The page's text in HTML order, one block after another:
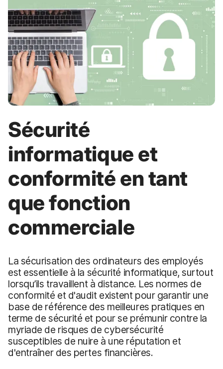
a
l
m
e
Sécurité
informatique et
conformité en tant
que fonction
commerciale
La sécurisation des ordinateurs des employés
est essentielle à la sécurité informatique, surtout
lorsqu’ils travaillent à distance. Les normes de
conformité et d'audit existent pour garantir une
base de référence des meilleures pratiques en
terme de sécurité et pour se prémunir contre la
myriade de risques de cybersécurité
susceptibles de nuire à une réputation et
d'entraîner des pertes financières.